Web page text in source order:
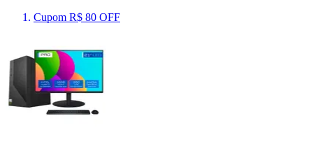
Cupom R$ 80 OFF